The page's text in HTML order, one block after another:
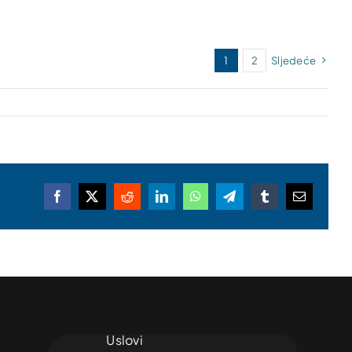
1 2 Sljedeće
Facebook
X RedditLinkedInWhatsAppTelegramTumblrEmail
Uslovi